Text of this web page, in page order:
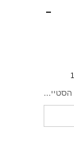
Bohemela מיועדת לאשת הבוהמה שמגלה את העולם באמצעות הסטייל שלה.